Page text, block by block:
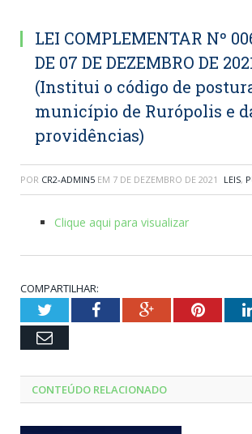
LEI COMPLEMENTAR Nº
DE 07 DE DEZEMBRO DE
(Institui o código de
município de Rurópolis e
providências)
POR CR2-ADMIN5 EM 7 DE DEZEMBRO DE 2021 LEIS,
Clique aqui para visualizar
COMPARTILHAR:
TwitterFacebookGoogle+
Email
CONTEÚDO RELACIONADO